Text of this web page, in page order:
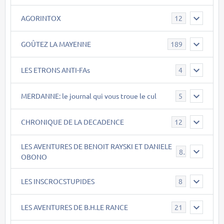
AGORINTOX 12
GOÛTEZ LA MAYENNE 189
LES ETRONS ANTI-FAs 4
MERDANNE: le journal qui vous troue le cul 5
CHRONIQUE DE LA DECADENCE 12
LES AVENTURES DE BENOIT RAYSKI ET DANIELE
OBONO
8
LES INSCROCSTUPIDES 8
LES AVENTURES DE B.H.LE RANCE 21